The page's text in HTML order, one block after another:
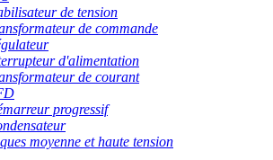
de tension
de commande
d'alimentation
de courant
progressif
moyenne et haute tension